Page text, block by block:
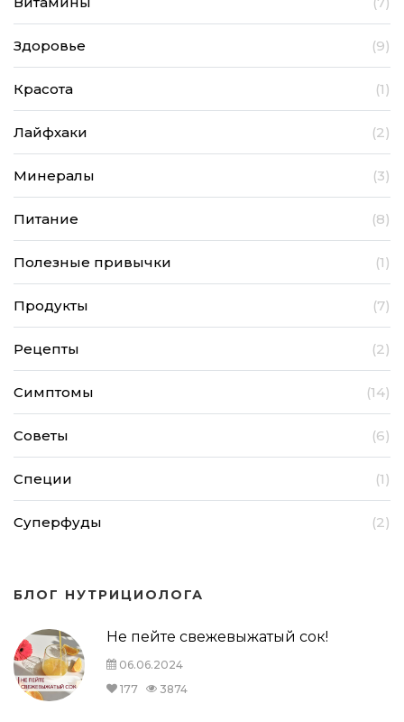
Здоровье (9)
Красота (1)
Лайфхаки (2)
Минералы (3)
Питание (8)
Полезные привычки (1)
Продукты (7)
Рецепты (2)
Симптомы (14)
Советы (6)
Специи (1)
Суперфуды (2)
БЛОГ НУТРИЦИОЛОГА
Не пейте свежевыжатый сок!
06.06.2024
177
3874